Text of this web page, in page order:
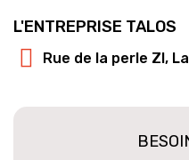
L'ENTREPRISE TALOS
Rue de la perle ZI,